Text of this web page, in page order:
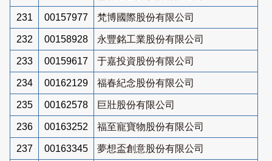
231 00157977 梵博國際股份有限公司
232 00158928 永豐銘工業股份有限公司
233 00159617 于嘉投資股份有限公司
234 00162129 福春紀念股份有限公司
235 00162578 巨壯股份有限公司
236 00163252 福至寵寶物股份有限公司
237 00163345 夢想盃創意股份有限公司